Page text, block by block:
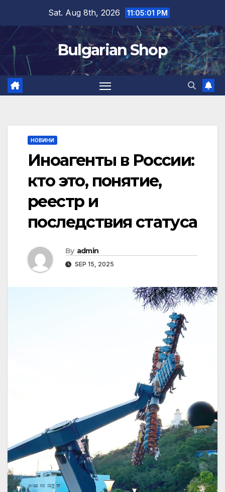
content
Sat. Aug 8th, 2026 11:05:02 PM
Bulgarian Shop
НОВИНИ
Иноагенты в России:
кто это, понятие,
реестр и
последствия статуса
By admin
SEP 15, 2025